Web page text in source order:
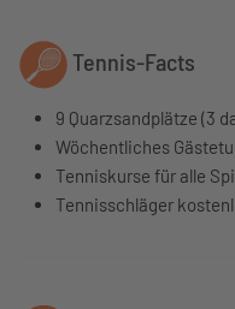
Tennis-Facts
9 Quarzsandplätze (3
Wöchentliches
Tenniskurse für alle
Tennisschläger